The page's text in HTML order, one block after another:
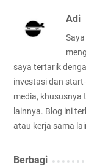
Adi
saya tertarik
investasi dan
media, khususnya
lainnya. Blog ini
atau kerja sama
Berbagi